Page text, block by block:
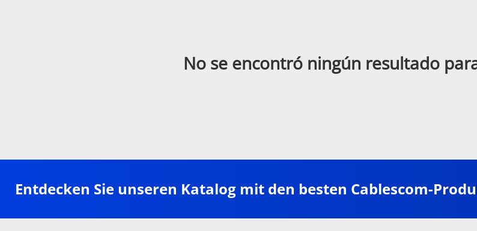
No se encontró ningún resultado
Entdecken Sie unseren Katalog mit den besten Cablescom-